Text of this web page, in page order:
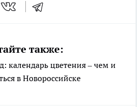
также:
календарь цветения – чем и
в Новороссийске